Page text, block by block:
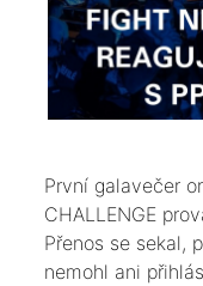
První galavečer
CHALLENGE
Přenos se sekal,
nemohl ani